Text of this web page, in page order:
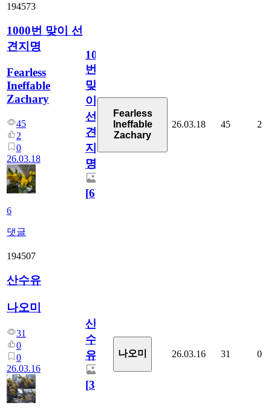
194573
1000번 맞이 선
견지명
Fearless
Ineffable
Zachary
45
2
0
26.03.18
6
댓글
1000
번
맞
이
선
견
지
명
[6]
Fearless
Ineffable
Zachary
26.03.18 45 2
194507
산수유
나오미
31
0
0
26.03.16
산
수
유
[3]
나오미 26.03.16 31 0